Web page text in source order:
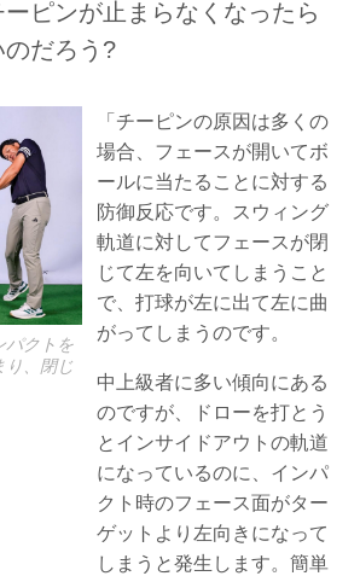
ピンが止まらなくなったら
のだろう?
パクトを
り、閉じ
「チーピンの原因は多くの
場合、フェースが開いてボ
ールに当たることに対する
防御反応です。スウィング
軌道に対してフェースが閉
じて左を向いてしまうこと
で、打球が左に出て左に曲
がってしまうのです。
中上級者に多い傾向にある
のですが、ドローを打とう
とインサイドアウトの軌道
になっているのに、インパ
クト時のフェース面がター
ゲットより左向きになって
しまうと発生します。簡単